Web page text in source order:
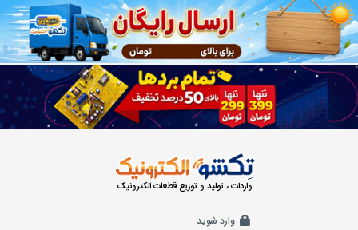
واردات ، تولید و توزیع قطعات الکترونیک
وارد شوید